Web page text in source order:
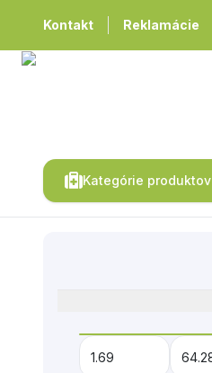
Kontakt Reklamácie
Kategórie produktov